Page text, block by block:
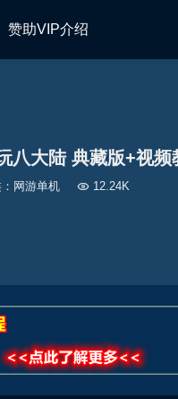
赞助VIP介绍
八大陆 典藏版+视频
网游单机 12.24K